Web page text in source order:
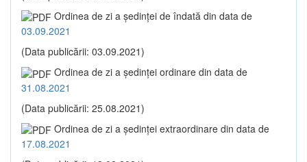
Ordinea de zi a şedinţei de îndată din data de
03.09.2021
(Data publicării: 03.09.2021)
Ordinea de zi a şedinţei ordinare din data de
31.08.2021
(Data publicării: 25.08.2021)
Ordinea de zi a şedinţei extraordinare din data de
17.08.2021